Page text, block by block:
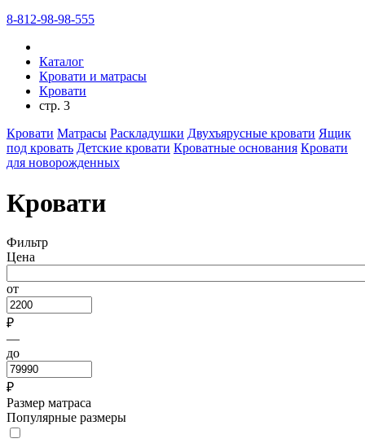
8-812-98-98-555
Каталог
Кровати и матрасы
Кровати
стр. 3
Кровати Матрасы Раскладушки Двухъярусные кровати Ящик
под кровать Детские кровати Кроватные основания Кровати
для новорожденных
Кровати
Фильтр
Цена
от
₽
—
до
₽
Размер матраса
Популярные размеры